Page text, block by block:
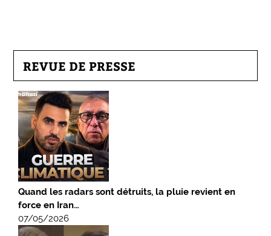
REVUE DE PRESSE
Quand les radars sont détruits, la pluie revient en
force en Iran…
07/05/2026